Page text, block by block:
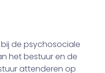
de psychosociale
het bestuur en de
attenderen op